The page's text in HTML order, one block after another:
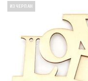
ИЗЧЕРПАН